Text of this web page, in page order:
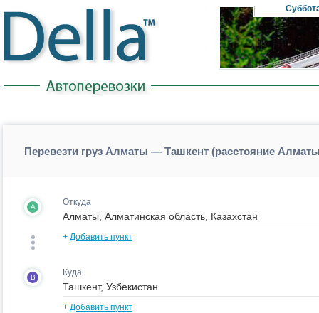
Перевезти груз Алматы — Ташкент (расстояние
A Откуда
+ Добавить пункт
B Куда
+ Добавить пункт